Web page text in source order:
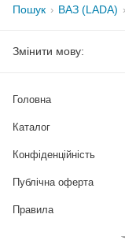
Пошук ВАЗ (LADA)
Змінити мову:
Головна
Каталог
Конфіденційність
Публічна оферта
Правила